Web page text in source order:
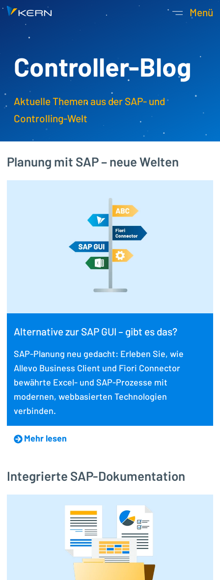
Menü
Controller-Blog
Aktuelle Themen aus der SAP- und
Controlling-Welt
Planung mit SAP – neue Welten
Alternative zur SAP GUI – gibt es das?
SAP-Planung neu gedacht: Erleben Sie, wie
Allevo Business Client und Fiori Connector
bewährte Excel- und SAP-Prozesse mit
modernen, webbasierten Technologien
verbinden.
Mehr lesen
Integrierte SAP-Dokumentation